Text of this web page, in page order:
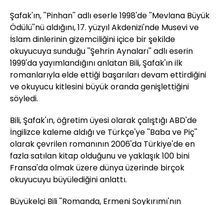
Şafak'ın, ''Pinhan'' adlı eserle 1998'de ''Mevlana Büyük
Ödülü''nü aldığını, 17. yüzyıl Akdenizi'nde Musevi ve
İslam dinlerinin gizemciliğini içice bir şekilde
okuyucuya sunduğu ''Şehrin Aynaları'' adlı eserin
1999'da yayımlandığını anlatan Bili, Şafak'ın ilk
romanlarıyla elde ettiği başarıları devam ettirdiğini
ve okuyucu kitlesini büyük oranda genişlettiğini
söyledi.
Bili, Şafak'ın, öğretim üyesi olarak çalıştığı ABD'de
İngilizce kaleme aldığı ve Türkçe'ye ''Baba ve Piç''
olarak çevrilen romanının 2006'da Türkiye'de en
fazla satılan kitap olduğunu ve yaklaşık 100 bini
Fransa'da olmak üzere dünya üzerinde birçok
okuyucuyu büyülediğini anlattı.
Büyükelçi Bili ''Romanda, Ermeni Soykırımı'nın